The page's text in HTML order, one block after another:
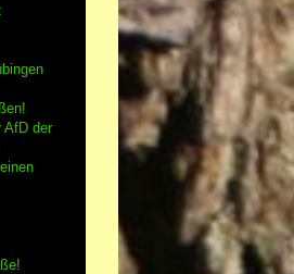
AfD der